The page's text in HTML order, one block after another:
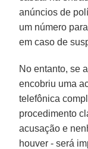
anúncios de
um número
em caso de
No entanto, se
encobriu uma
telefônica
procedimento
acusação e
houver - será